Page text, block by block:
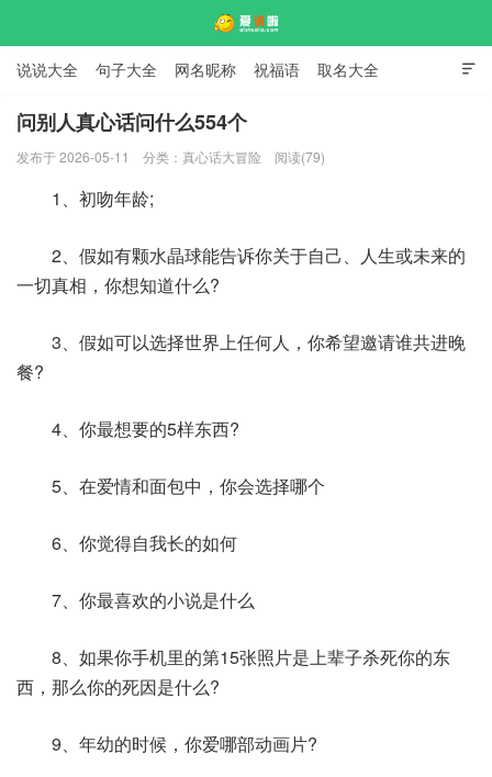

说说大全 句子大全 网名昵称 祝福语 取名大全
标语口号 签名大全
问别人真心话问什么554个
发布于 2026-05-11 分类： 真心话大冒险 阅读(79)
1、初吻年龄;
2、假如有颗水晶球能告诉你关于自己、人生或未来的
一切真相，你想知道什么?
3、假如可以选择世界上任何人，你希望邀请谁共进晚
餐?
4、你最想要的5样东西?
5、在爱情和面包中，你会选择哪个
6、你觉得自我长的如何
7、你最喜欢的小说是什么
8、如果你手机里的第15张照片是上辈子杀死你的东
西，那么你的死因是什么?
9、年幼的时候，你爱哪部动画片?